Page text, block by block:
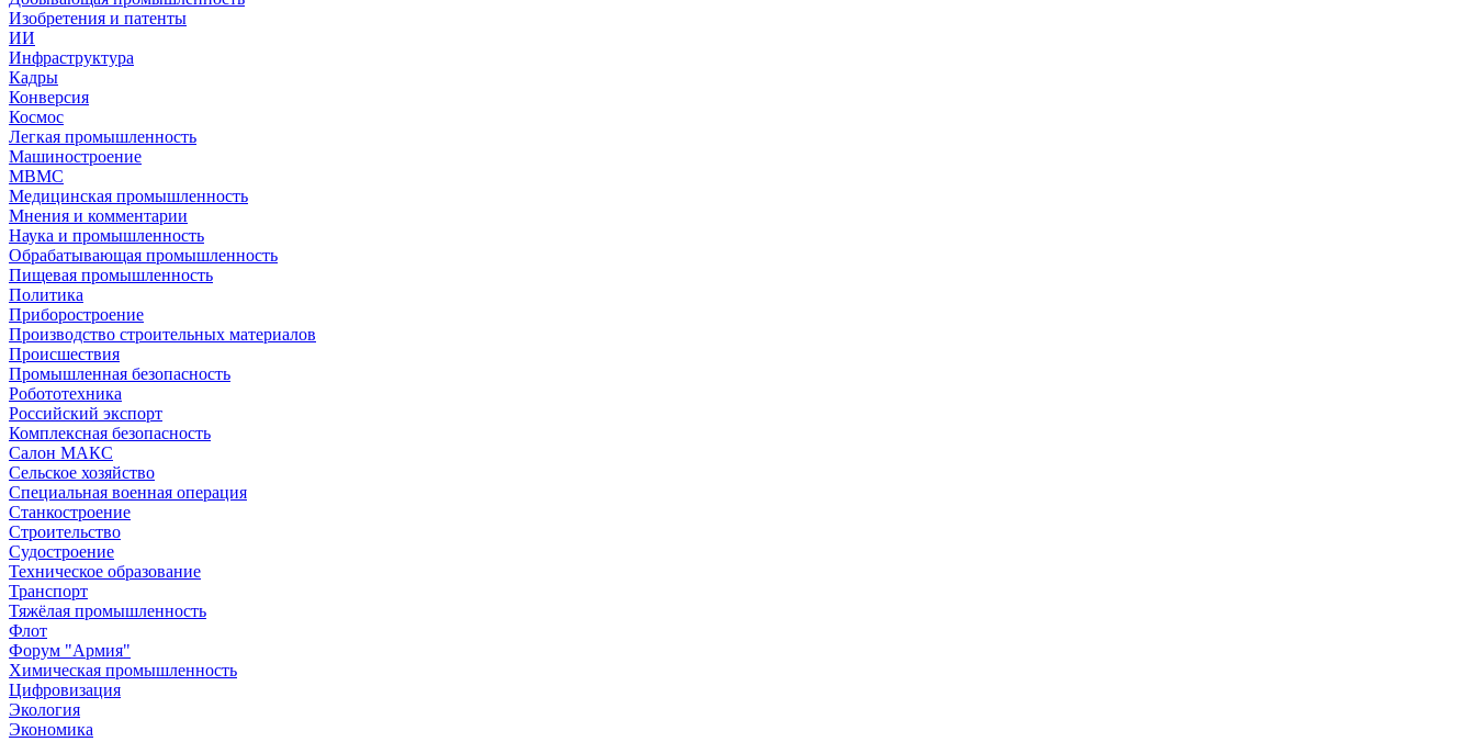
Изобретения и патенты
ИИ
Инфраструктура
Кадры
Конверсия
Космос
Легкая промышленность
Машиностроение
МВМС
Медицинская промышленность
Мнения и комментарии
Наука и промышленность
Обрабатывающая промышленность
Пищевая промышленность
Политика
Приборостроение
Производство строительных материалов
Происшествия
Промышленная безопасность
Робототехника
Российский экспорт
Комплексная безопасность
Салон МАКС
Сельское хозяйство
Специальная военная операция
Станкостроение
Строительство
Судостроение
Техническое образование
Транспорт
Тяжёлая промышленность
Флот
Форум "Армия"
Химическая промышленность
Цифровизация
Экология
Экономика